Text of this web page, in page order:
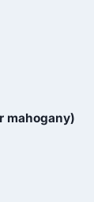
mahogany)